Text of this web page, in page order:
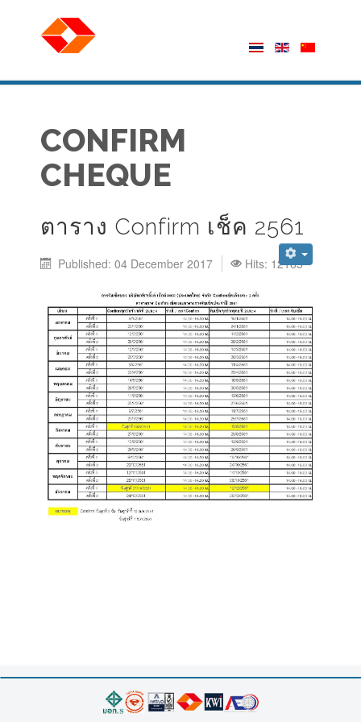
CONFIRM
CHEQUE
ตาราง Confirm เช็ค 2561
Published: 04 December 2017 Hits: 12165